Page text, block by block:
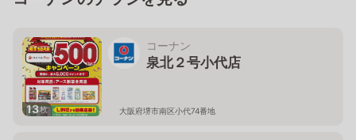
13枚
コーナン
泉北２号小代店
大阪府堺市南区小代74番地